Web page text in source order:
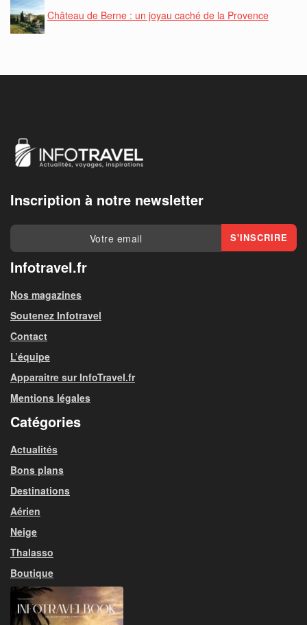
Château de Berne : un joyau caché de la Provence
Inscription à notre newsletter
Infotravel.fr
Nos magazines
Soutenez Infotravel
Contact
L’équipe
Apparaitre sur InfoTravel.fr
Mentions légales
Catégories
Actualités
Bons plans
Destinations
Aérien
Neige
Thalasso
Boutique